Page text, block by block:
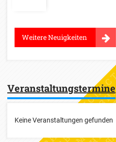
Weitere Neuigkeiten
Veranstaltungstermine
Keine Veranstaltungen gefunden